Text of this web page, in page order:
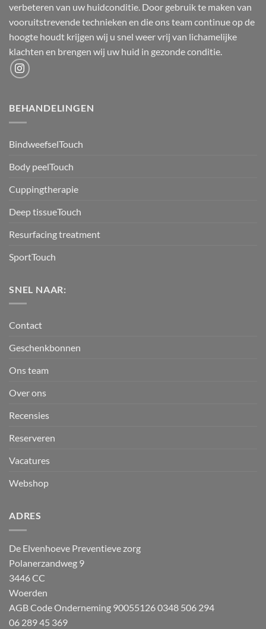
verbeteren van uw huidconditie. Door gebruik te maken van
vooruitstrevende technieken en die ons team continue op de
hoogte houdt krijgen wij u snel weer vrij van lichamelijke
klachten en brengen wij uw huid in gezonde conditie.
BEHANDELINGEN
BindweefselTouch
Body peelTouch
Cuppingtherapie
Deep tissueTouch
Resurfacing treatment
SportTouch
SNEL NAAR:
Contact
Geschenkbonnen
Ons team
Over ons
Recensies
Reserveren
Vacatures
Webshop
ADRES
De Elvenhoeve Preventieve zorg
Polanerzandweg 9
3446 CC
Woerden
AGB Code Onderneming 900551260348 506 294
06 289 45 369